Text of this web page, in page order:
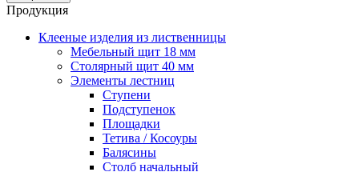
Продукция
Клееные изделия из лиственницы
Мебельный щит 18 мм
Столярный щит 40 мм
Элементы лестниц
Ступени
Подступенок
Площадки
Тетива / Косоуры
Балясины
Столб начальный